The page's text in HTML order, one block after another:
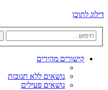
דילוג לתוכן
קישורים מהירים
נושאים ללא תגובות
נושאים פעילים